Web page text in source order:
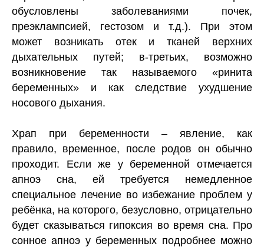
обусловлены заболеваниями почек,
преэклампсией, гестозом и т.д.). При этом
может возникать отек и тканей верхних
дыхательных путей; в-третьих, возможно
возникновение так называемого «ринита
беременных» и как следствие ухудшение
носового дыхания.
Храп при беременности – явление, как
правило, временное, после родов он обычно
проходит. Если же у беременной отмечается
апноэ сна, ей требуется немедленное
специальное лечение во избежание проблем у
ребёнка, на которого, безусловно, отрицательно
будет сказываться гипоксия во время сна. Про
сонное апноэ у беременных подробнее можно